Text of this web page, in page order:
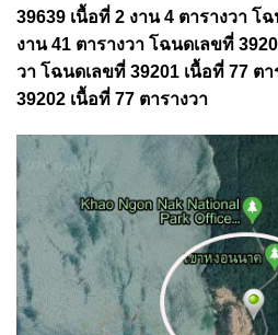
39639 เนื้อที่ 2 งาน 4 ตารางวา โ
งาน 41 ตารางวา โฉนดเลขที่
วา โฉนดเลขที่ 39201 เนื้อที่ 77 ต
39202 เนื้อที่ 77 ตารางวา